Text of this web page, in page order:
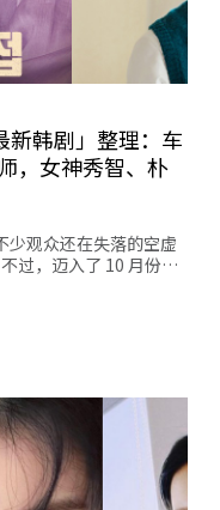
新韩剧」整理：车
，女神秀智、朴
少观众还在失落的空虚
过，迈入了 10 月份…